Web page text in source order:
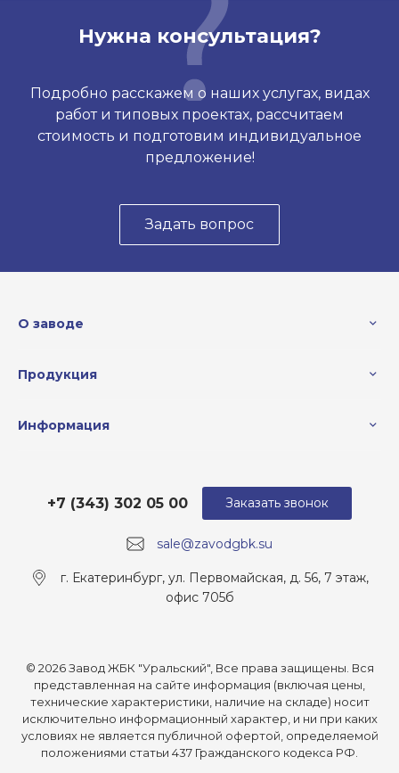
Нужна консультация?
Подробно расскажем о наших услугах, видах
работ и типовых проектах, рассчитаем
стоимость и подготовим индивидуальное
предложение!
Задать вопрос
О заводе
Продукция
Информация
sale@zavodgbk.su
+7 (343) 302 05 00
г. Екатеринбург, ул. Первомайская, д. 56, 7 этаж,
офис 705б
Заказать звонок
© 2026 Завод ЖБК "Уральский", Все права защищены. Вся
представленная на сайте информация (включая цены,
технические характеристики, наличие на складе) носит
исключительно информационный характер, и ни при каких
условиях не является публичной офертой, определяемой
положениями статьи 437 Гражданского кодекса РФ.